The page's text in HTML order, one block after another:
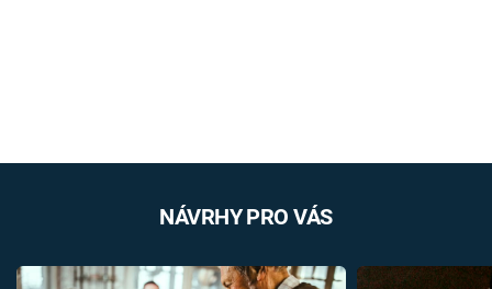
NÁVRHY PRO VÁS